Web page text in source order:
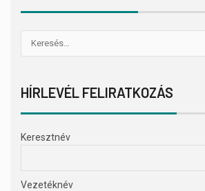
HÍRLEVÉL FELIRATKOZÁS
Keresztnév
Vezetéknév